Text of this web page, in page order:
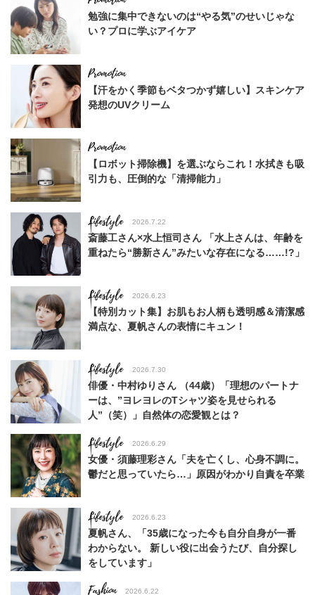
勉強に集中できないのは“やる気”のせいじゃな
い？プロに学ぶアイケア
【汗をかく季節もベタつかず嬉しい】スキンケア
発想のUVクリーム
【ロボット掃除機】を選ぶならこれ！水拭きも吸
引力も、圧倒的な「清掃能力」
Lifestyle 2026.7.22
斎藤工さん×水上恒司さん 「水上さんは、年齢を
重ねたら“勝新さん”みたいな存在になる……!?」
Lifestyle 2026.6.23
【特別カット集】お肌もお人柄も透明感＆清潔感
満点な、夏帆さんの表情にキュン！
Lifestyle 2026.7.30
俳優・中村ゆりさん （44歳）「理想のパートナ
ーは、”ヨレヨレのTシャツ姿を見せられる
人”（笑）」自然体の恋愛観とは？
Lifestyle 2026.6.29
女優・須藤理彩さん「夫を亡くし、心身不調に。
鬱だと思っていたら…」原因がわかり自責を卒業
Lifestyle 2026.6.23
夏帆さん、「35歳になった今も自分自身が一番
わからない。 新しい役に出会うたび、自分探し
をしています」
Fashion 2026.6.22